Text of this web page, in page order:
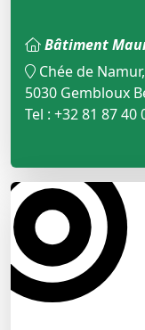
Bâtiment
Chée de
5030 Gembloux
Tel : +32 81 87 40